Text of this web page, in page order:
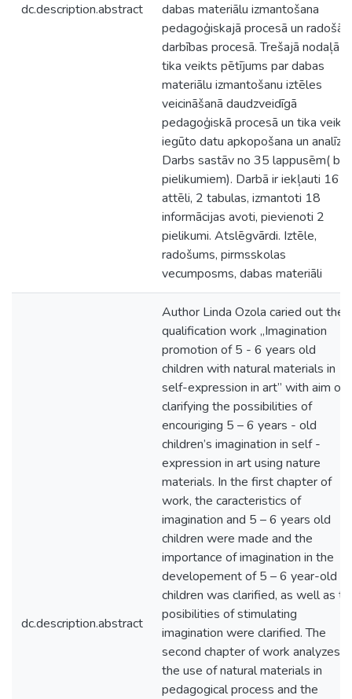
dc.description.abstract
dabas materiālu izmantošana
pedagoģiskajā procesā un radošās
darbības procesā. Trešajā nodaļā
tika veikts pētījums par dabas
materiālu izmantošanu iztēles
veicināšanā daudzveidīgā
pedagoģiskā procesā un tika veikta
iegūto datu apkopošana un analīze.
Darbs sastāv no 35 lappusēm( bez
pielikumiem). Darbā ir iekļauti 16
attēli, 2 tabulas, izmantoti 18
informācijas avoti, pievienoti 2
pielikumi. Atslēgvārdi. Iztēle,
radošums, pirmsskolas
vecumposms, dabas materiāli
dc.description.abstract
Author Linda Ozola caried out the
qualification work „Imagination
promotion of 5 - 6 years old
children with natural materials in
self-expression in art” with aim of
clarifying the possibilities of
encouriging 5 – 6 years - old
children’s imagination in self -
expression in art using nature
materials. In the first chapter of
work, the caracteristics of
imagination and 5 – 6 years old
children were made and the
importance of imagination in the
developement of 5 – 6 year-old
children was clarified, as well as
posibilities of stimulating
imagination were clarified. The
second chapter of work analyzes
the use of natural materials in
pedagogical process and the